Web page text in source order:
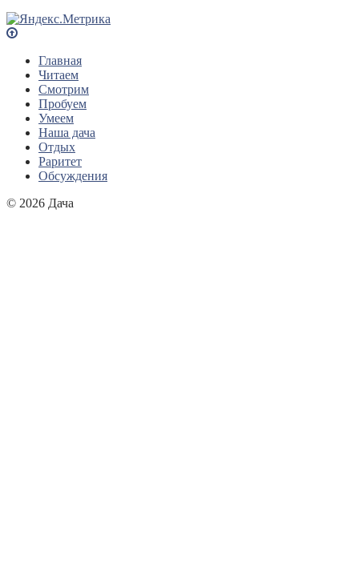
Главная
Читаем
Смотрим
Пробуем
Умеем
Наша дача
Отдых
Раритет
Обсуждения
© 2026 Дача